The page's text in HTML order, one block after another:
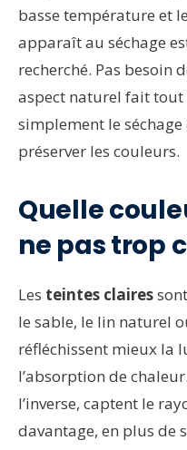
basse température et
apparaît au séchage
recherché. Pas besoin
aspect naturel fait tout
simplement le
préserver les couleurs.
Quelle
ne pas trop
Les teintes claires
le sable, le lin naturel
réfléchissent mieux la
l’absorption de
l’inverse, captent le
davantage, en plus de